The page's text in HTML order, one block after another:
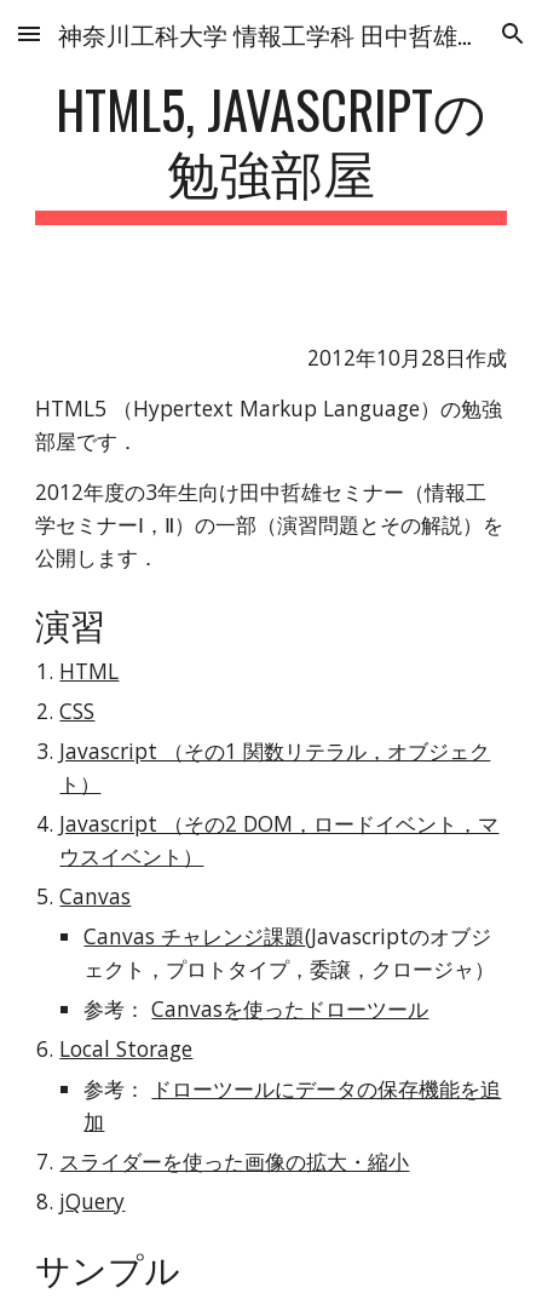
Skip to main content Skip to navigation
神奈川工科大学 情報工学科 田中哲雄研究室
HTML5, JAVASCRIPTの
勉強部屋
2012年10月28日作成
HTML5 （Hypertext Markup Language）の勉強
部屋です．
2012年度の3年生向け田中哲雄セミナー（情報工
学セミナーⅠ，Ⅱ）の一部（演習問題とその解説）を
公開します．
演習
HTML
CSS
Javascript （その1 関数リテラル，オブジェク
ト）
Javascript （その2 DOM，ロードイベント，マ
ウスイベント）
Canvas
Canvas チャレンジ課題(Javascriptのオブジ
ェクト，プロトタイプ，委譲，クロージャ）
参考： Canvasを使ったドローツール
Local Storage
参考：
ドローツールにデータの保存機能を追
加
スライダーを使った画像の拡大・縮小
jQuery
サンプル